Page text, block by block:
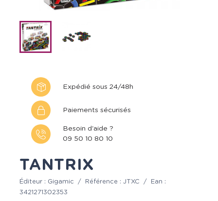
Expédié sous 24/48h
Paiements sécurisés
Besoin d'aide ?
09 50 10 80 10
TANTRIX
Éditeur : Gigamic / Référence : JTXC /
Ean :
3421271302353